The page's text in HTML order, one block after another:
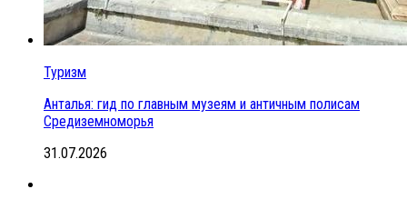
Туризм
Анталья: гид по главным музеям и античным полисам
Средиземноморья
31.07.2026